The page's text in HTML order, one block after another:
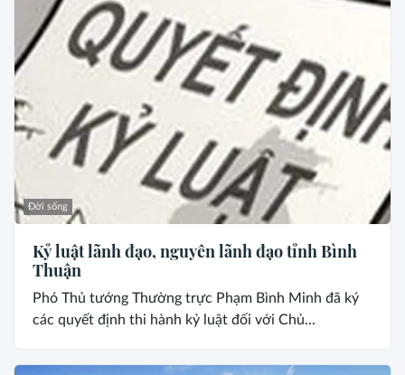
Đời sống
Kỷ luật lãnh đạo, nguyên lãnh đạo tỉnh Bình
Thuận
Phó Thủ tướng Thường trực Phạm Bình Minh đã ký
các quyết định thi hành kỷ luật đối với Chủ...